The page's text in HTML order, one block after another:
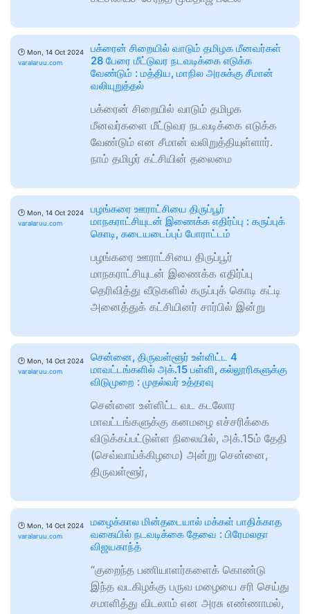
🕑 Mon, 14 Oct 2024
varalaruu.com
பக்ரைன் சிறையில் வாடும் தமிழக மீனவர்கள்
28 பேரை மீட்டுவர நடவடிக்கை எடுக்க
வேண்டும் : மத்திய, மாநில அரசுக்கு சீமான்
வலியுறுத்தல்
பக்ரைன் சிறையில் வாடும் தமிழக
மீனவர்களை மீட்டுவர நடவடிக்கை எடுக்க
வேண்டும் என சீமான் வலிறுத்தியுள்ளார்.
நாம் தமிழர் கட்சியின் தலைமை
🕑 Mon, 14 Oct 2024
varalaruu.com
பழங்கரை ஊராட்சியை திருப்பூர்
மாநகராட்சியுடன் இணைக்க எதிர்ப்பு : கருப்புக்
கொடி, கடையடைப்புப் போராட்டம்
பழங்கரை ஊராட்சியை திருப்பூர்
மாநகராட்சியுடன் இணைக்க எதிர்ப்பு
தெரிவித்து வீடுகளில் கருப்புக் கொடி கட்டி
அனைத்துக் கட்சியினர் சார்பில் இன்று
🕑 Mon, 14 Oct 2024
varalaruu.com
சென்னை, திருவள்ளூர் உள்ளிட்ட 4
மாவட்டங்களில் அக்.15 பள்ளி, கல்லூரிகளுக்கு
விடுமுறை : முதல்வர் உத்தரவு
சென்னை உள்ளிட்ட வட கடலோர
மாவட்டங்களுக்கு கனமழை எச்சரிக்கை
விடுக்கப்பட்டுள்ள நிலையில், அக்.15ம் தேதி
(செவ்வாய்க்கிழமை) அன்று சென்னை,
திருவள்ளூர்,
🕑 Mon, 14 Oct 2024
varalaruu.com
மழைக்கால மின்தடையால் மக்கள் பாதிக்காத
வகையில் நடவடிக்கை தேவை : பிரேமலதா
விஜயகாந்த்
“குறைந்த பணியாளர்களைக் கொண்டு
இந்த வடகிழக்கு பருவ மழையை சரி செய்து
சமாளித்து விடலாம் என அரசு எண்ணாமல்,